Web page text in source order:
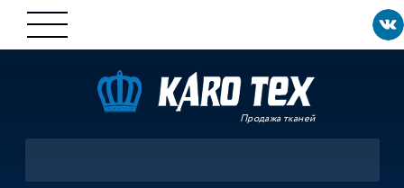
Продажа тканей